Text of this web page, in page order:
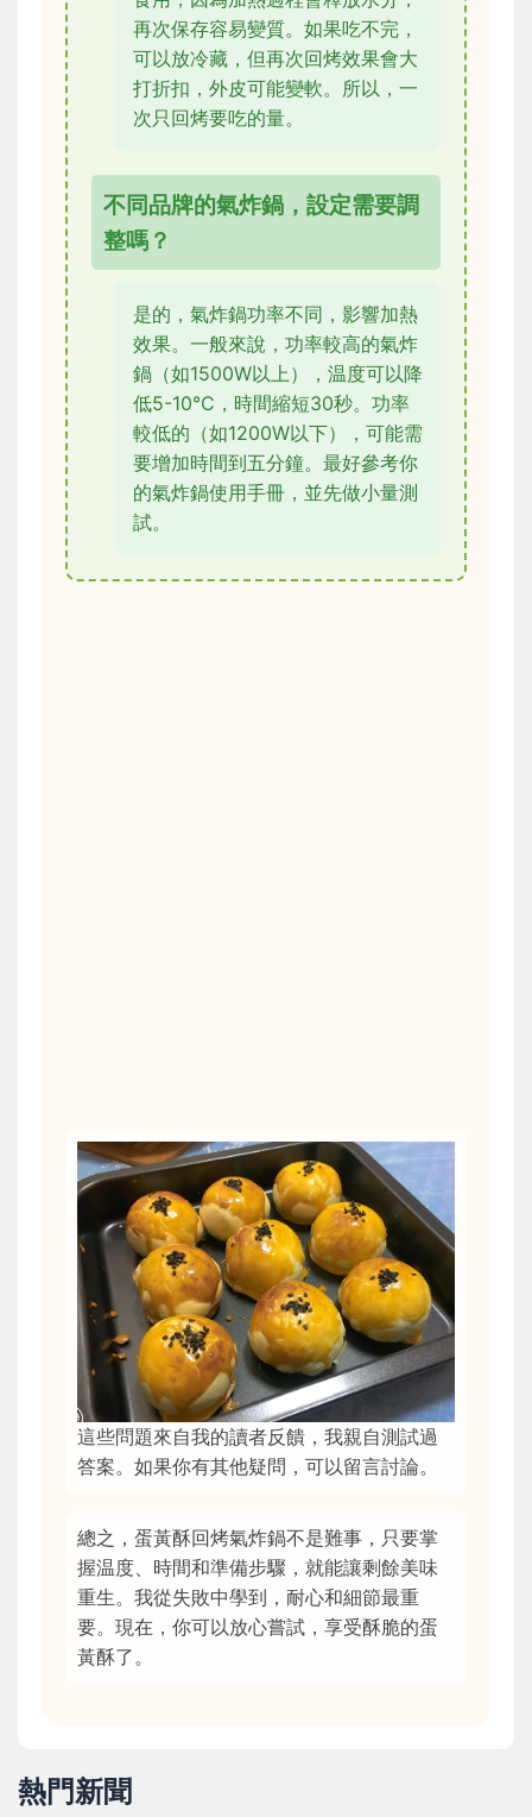
再次保存容易變質。如果吃不完，
可以放冷藏，但再次回烤效果會大
打折扣，外皮可能變軟。所以，一
次只回烤要吃的量。
不同品牌的氣炸鍋，設定需要調
整嗎？
是的，氣炸鍋功率不同，影響加熱
效果。一般來說，功率較高的氣炸
鍋（如1500W以上），温度可以降
低5-10°C，時間縮短30秒。功率
較低的（如1200W以下），可能需
要增加時間到五分鐘。最好參考你
的氣炸鍋使用手冊，並先做小量測
試。
這些問題來自我的讀者反饋，我親自測試過
答案。如果你有其他疑問，可以留言討論。
總之，蛋黃酥回烤氣炸鍋不是難事，只要掌
握温度、時間和準備步驟，就能讓剩餘美味
重生。我從失敗中學到，耐心和細節最重
要。現在，你可以放心嘗試，享受酥脆的蛋
黃酥了。
熱門新聞